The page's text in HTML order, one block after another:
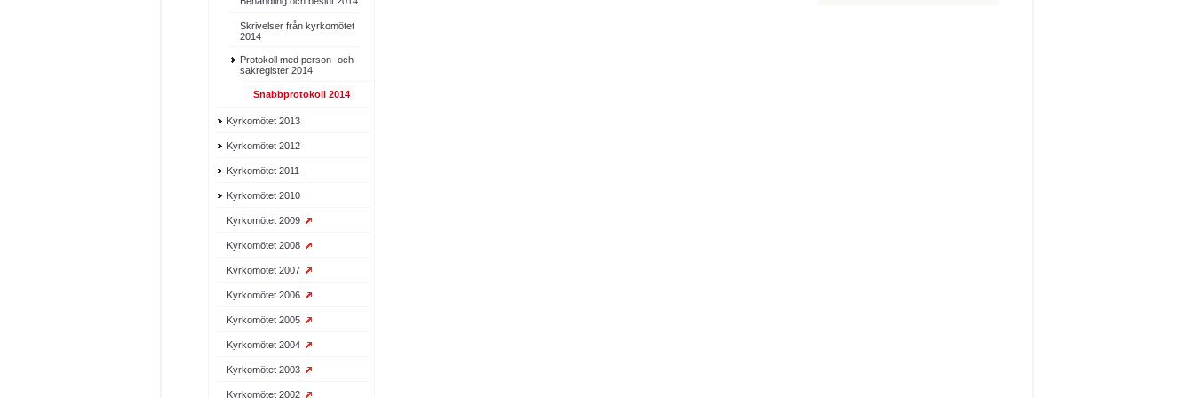
Skrivelser från kyrkomötet
2014
Protokoll med person- och
sakregister 2014
Snabbprotokoll 2014
Kyrkomötet 2013
Kyrkomötet 2012
Kyrkomötet 2011
Kyrkomötet 2010
Kyrkomötet 2009
Kyrkomötet 2008
Kyrkomötet 2007
Kyrkomötet 2006
Kyrkomötet 2005
Kyrkomötet 2004
Kyrkomötet 2003
Kyrkomötet 2002